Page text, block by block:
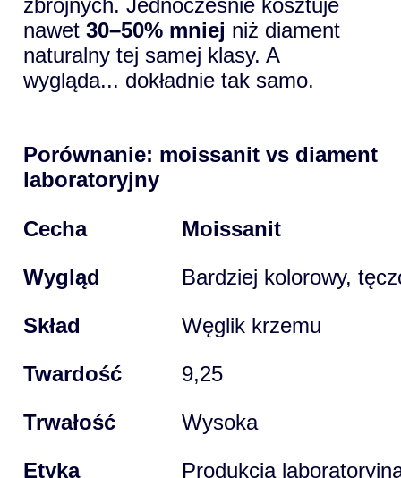
nawet 30–50% mniej niż diament
naturalny tej samej klasy. A
wygląda... dokładnie tak samo.
Porównanie: moissanit vs diament
laboratoryjny
Cecha
Moissanit
Wygląd
Bardziej kolorowy,
Skład
Węglik krzemu
Twardość
9,25
Trwałość
Wysoka
Etyka
Produkcja